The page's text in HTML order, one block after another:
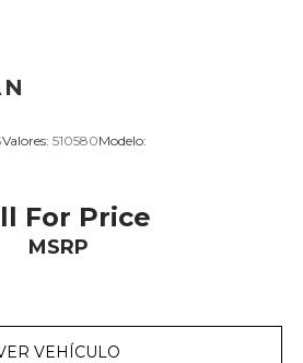
Valores: 510580Modelo:
For Price
MSRP
VEHÍCULO